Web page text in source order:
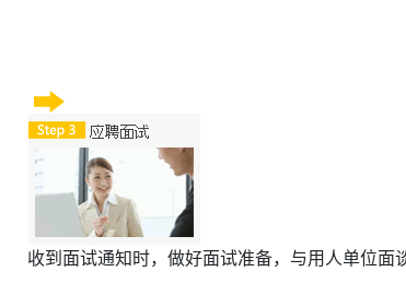
收到面试通知时，做好面试准备，与用人单位面